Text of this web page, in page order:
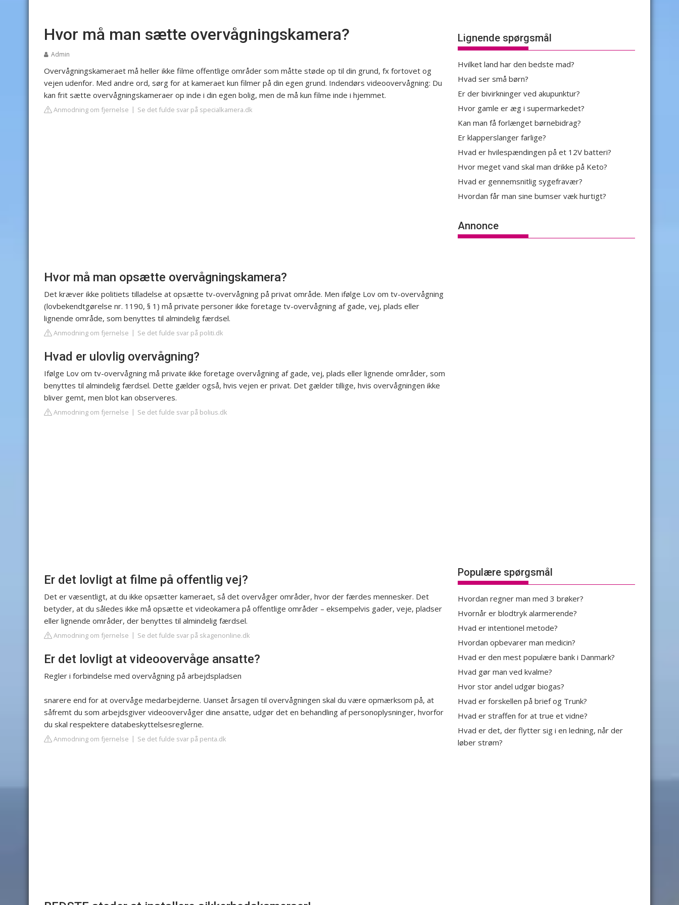
Hvor må man sætte overvågningskamera?
Admin
Overvågningskameraet må heller ikke filme offentlige områder som måtte støde op til din grund, fx fortovet og
vejen udenfor. Med andre ord, sørg for at kameraet kun filmer på din egen grund. Indendørs videoovervågning: Du
kan frit sætte overvågningskameraer op inde i din egen bolig, men de må kun filme inde i hjemmet.
Anmodning om fjernelse Se det fulde svar på specialkamera.dk
Hvor må man opsætte overvågningskamera?
Det kræver ikke politiets tilladelse at opsætte tv-overvågning på privat område. Men ifølge Lov om tv-overvågning
(lovbekendtgørelse nr. 1190, § 1) må private personer ikke foretage tv-overvågning af gade, vej, plads eller
lignende område, som benyttes til almindelig færdsel.
Anmodning om fjernelse Se det fulde svar på politi.dk
Hvad er ulovlig overvågning?
Ifølge Lov om tv-overvågning må private ikke foretage overvågning af gade, vej, plads eller lignende områder, som
benyttes til almindelig færdsel. Dette gælder også, hvis vejen er privat. Det gælder tillige, hvis overvågningen ikke
bliver gemt, men blot kan observeres.
Anmodning om fjernelse Se det fulde svar på bolius.dk
Er det lovligt at filme på offentlig vej?
Det er væsentligt, at du ikke opsætter kameraet, så det overvåger områder, hvor der færdes mennesker. Det
betyder, at du således ikke må opsætte et videokamera på offentlige områder – eksempelvis gader, veje, pladser
eller lignende områder, der benyttes til almindelig færdsel.
Anmodning om fjernelse Se det fulde svar på skagenonline.dk
Er det lovligt at videoovervåge ansatte?
Regler i forbindelse med overvågning på arbejdspladsen
snarere end for at overvåge medarbejderne. Uanset årsagen til overvågningen skal du være opmærksom på, at
såfremt du som arbejdsgiver videoovervåger dine ansatte, udgør det en behandling af personoplysninger, hvorfor
du skal respektere databeskyttelsesreglerne.
Anmodning om fjernelse Se det fulde svar på penta.dk
Lignende spørgsmål
Hvilket land har den bedste mad?
Hvad ser små børn?
Er der bivirkninger ved akupunktur?
Hvor gamle er æg i supermarkedet?
Kan man få forlænget børnebidrag?
Er klapperslanger farlige?
Hvad er hvilespændingen på et 12V batteri?
Hvor meget vand skal man drikke på Keto?
Hvad er gennemsnitlig sygefravær?
Hvordan får man sine bumser væk hurtigt?
Annonce
Populære spørgsmål
Hvordan regner man med 3 brøker?
Hvornår er blodtryk alarmerende?
Hvad er intentionel metode?
Hvordan opbevarer man medicin?
Hvad er den mest populære bank i Danmark?
Hvad gør man ved kvalme?
Hvor stor andel udgør biogas?
Hvad er forskellen på brief og Trunk?
Hvad er straffen for at true et vidne?
Hvad er det, der flytter sig i en ledning, når der
løber strøm?